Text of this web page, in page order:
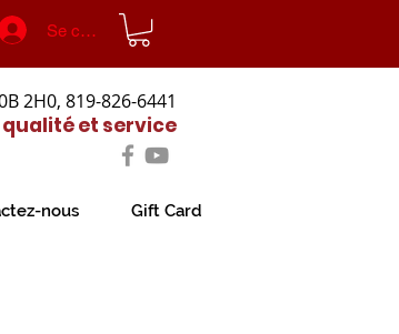
Se connecter
2H0, 819-826-6441
qualité et service
nous Gift Card